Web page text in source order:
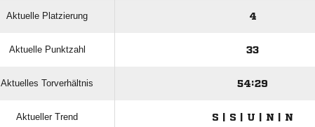
Aktuelle Platzierung 4
Aktuelle Punktzahl 33
Aktuelles Torverhältnis 54:29
Aktueller Trend S | S | U | N | N